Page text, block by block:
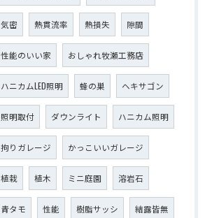
気密 熱貫流率 熱損失 隙間
性能のいい家 おしゃれ牧瀬工務店
ハニカムLED照明 蜂の巣 ヘキサゴン
照明取付 ダウンライト ハニカム照明
拘りガレージ かっこいいガレージ
植栽 植木 ミニ庭園 溶岩石
青タモ 性能 樹脂サッシ 結露皆無